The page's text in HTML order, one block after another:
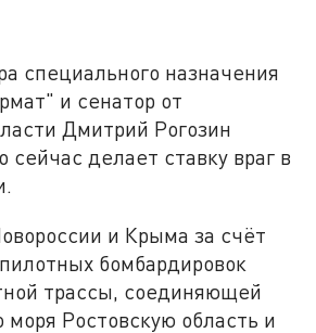
специального назначения
и сенатор от
Дмитрий Рогозин
сейчас делает ставку враг в
и Крыма за счёт
бомбардировок
трассы, соединяющей
моря Ростовскую область и